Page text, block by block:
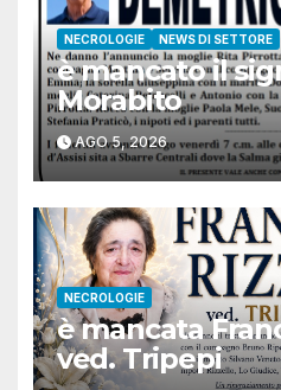
NECROLOGIE NEWS DI SETTORE
è mancato il
Morabito
AGO 5, 2026
NECROLOGIE
è mancata
ved. Tripepi